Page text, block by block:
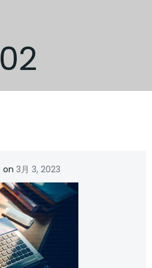
ン
ツ
ス
02
on 3月 3, 2023